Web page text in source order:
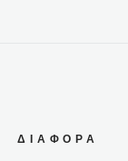
ΔΙΆΦΟΡΑ